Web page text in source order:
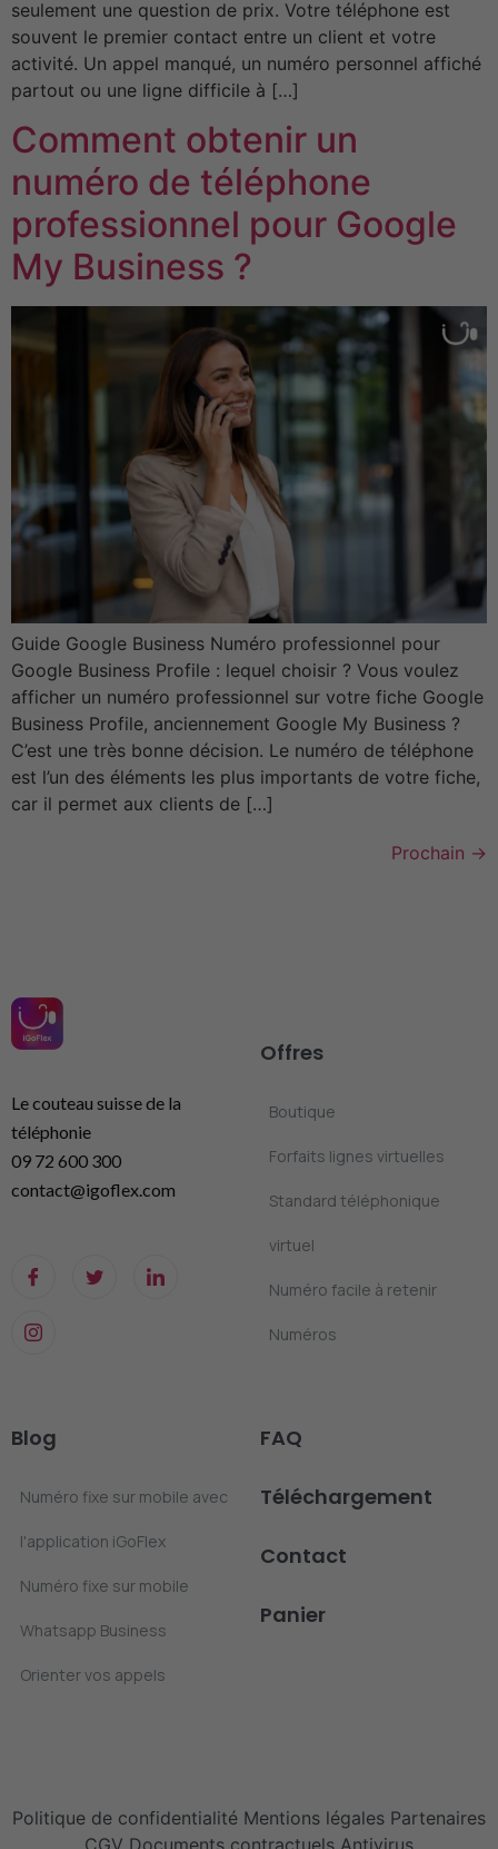
seulement une question de prix. Votre téléphone est
souvent le premier contact entre un client et votre
activité. Un appel manqué, un numéro personnel affiché
partout ou une ligne difficile à […]
Comment obtenir un
numéro de téléphone
professionnel pour Google
My Business ?
Guide Google Business Numéro professionnel pour
Google Business Profile : lequel choisir ? Vous voulez
afficher un numéro professionnel sur votre fiche Google
Business Profile, anciennement Google My Business ?
C’est une très bonne décision. Le numéro de téléphone
est l’un des éléments les plus importants de votre fiche,
car il permet aux clients de […]
Prochain →
Le couteau suisse de la
téléphonie
09 72 600 300
contact@igoflex.com
Offres
Boutique
Forfaits lignes virtuelles
Standard téléphonique
virtuel
Numéro facile à retenir
Numéros
Blog
Numéro fixe sur mobile avec
l'application iGoFlex
Numéro fixe sur mobile
Whatsapp Business
Orienter vos appels
FAQ
Téléchargement
Contact
Panier
Politique de confidentialité Mentions légales Partenaires